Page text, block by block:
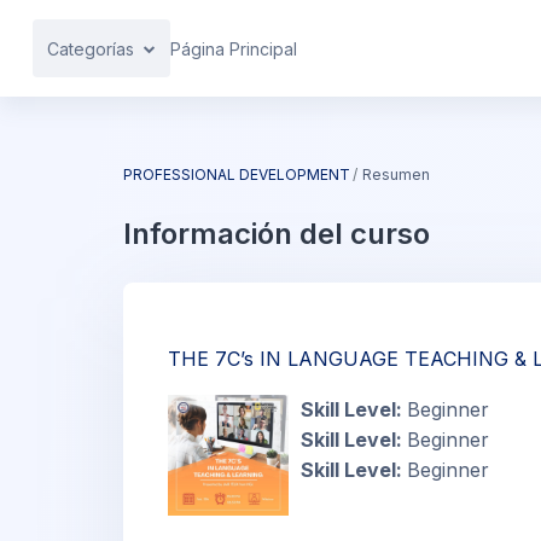
Categorías Página Principal
PROFESSIONAL DEVELOPMENT Resumen
Información del curso
THE 7C’s IN LANGUAGE TEACHING &
Skill Level: Beginner
Skill Level: Beginner
Skill Level: Beginner